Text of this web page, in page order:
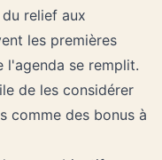
relief aux
les premières
l'agenda se remplit.
de les considérer
comme des bonus à